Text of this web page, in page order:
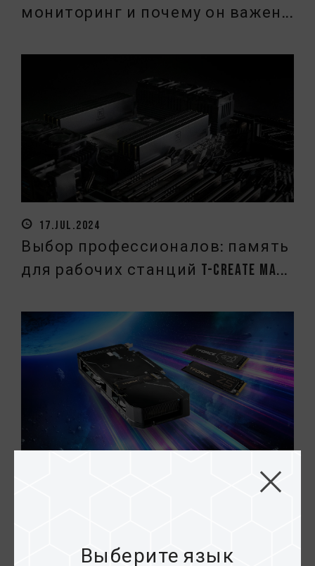
мониторинг и почему он важен...
17.JUL.2024
Выбор профессионалов: память
для рабочих станций T-CREATE MA...
Выберите язык